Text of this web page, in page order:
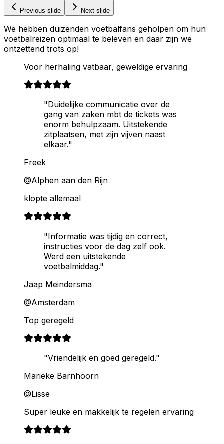
Previous slide Next slide
We hebben duizenden voetbalfans geholpen om hun
voetbalreizen optimaal te beleven en daar zijn we
ontzettend trots op!
Voor herhaling vatbaar, geweldige ervaring
"Duidelijke communicatie over de
gang van zaken mbt de tickets was
enorm behulpzaam. Uitstekende
zitplaatsen, met zijn vijven naast
elkaar."
Freek
@Alphen aan den Rijn
klopte allemaal
"Informatie was tijdig en correct,
instructies voor de dag zelf ook.
Werd een uitstekende
voetbalmiddag."
Jaap Meindersma
@Amsterdam
Top geregeld
"Vriendelijk en goed geregeld."
Marieke Barnhoorn
@Lisse
Super leuke en makkelijk te regelen ervaring